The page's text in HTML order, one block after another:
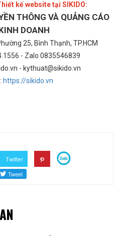
kế website tại SIKIDO:
THÔNG VÀ QUẢNG CÁO
DOANH
25, Bình Thạnh, TP.HCM
- Zalo 0835546839
- kythuat@sikido.vn
https://sikido.vn
Twitter